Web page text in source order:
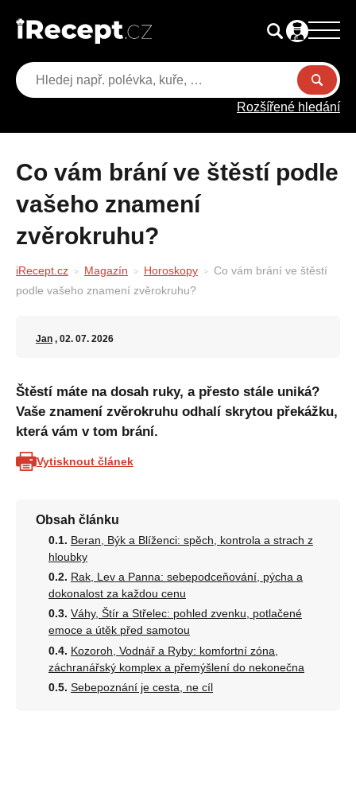
Rozšířené hledání
Co vám brání ve štěstí podle
vašeho znamení
zvěrokruhu?
iRecept.cz Magazín Horoskopy
Co vám brání ve štěstí
podle vašeho znamení zvěrokruhu?
Jan , 02. 07. 2026
Štěstí máte na dosah ruky, a přesto stále uniká?
Vaše znamení zvěrokruhu odhalí skrytou překážku,
která vám v tom brání.
Vytisknout článek
Obsah článku
Beran, Býk a Blíženci: spěch, kontrola a strach z
hloubky
Rak, Lev a Panna: sebepodceňování, pýcha a
dokonalost za každou cenu
Váhy, Štír a Střelec: pohled zvenku, potlačené
emoce a útěk před samotou
Kozoroh, Vodnář a Ryby: komfortní zóna,
záchranářský komplex a přemýšlení do nekonečna
Sebepoznání je cesta, ne cíl